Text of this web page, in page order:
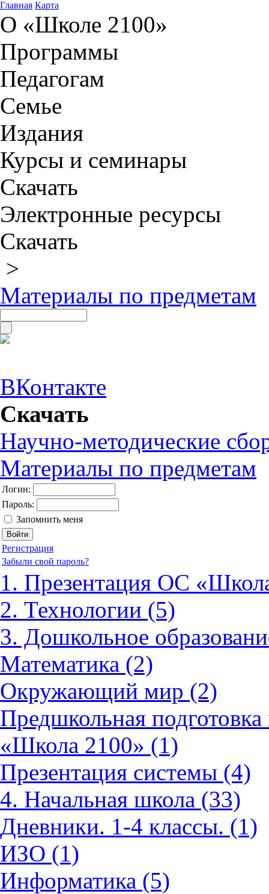
Главная Карта
О «Школе 2100»
Программы
Педагогам
Семье
Издания
Курсы и семинары
Скачать
Электронные ресурсы
Скачать
>
Материалы по предметам
ВКонтакте
Скачать
Научно-методические
Материалы по предметам
Логин:
Пароль:
Запомнить меня
Регистрация
Забыли свой пароль?
1. Презентация ОС
2. Технологии (5)
3. Дошкольное
Математика (2)
Окружающий мир (2)
Предшкольная
«Школа 2100» (1)
Презентация системы (4)
4. Начальная школа (33)
Дневники. 1-4 классы. (1)
ИЗО (1)
Информатика (5)